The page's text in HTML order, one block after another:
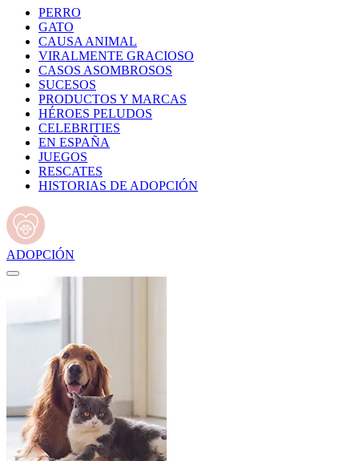
PERRO
GATO
CAUSA ANIMAL
VIRALMENTE GRACIOSO
CASOS ASOMBROSOS
SUCESOS
PRODUCTOS Y MARCAS
HÉROES PELUDOS
CELEBRITIES
EN ESPAÑA
JUEGOS
RESCATES
HISTORIAS DE ADOPCIÓN
ADOPCIÓN